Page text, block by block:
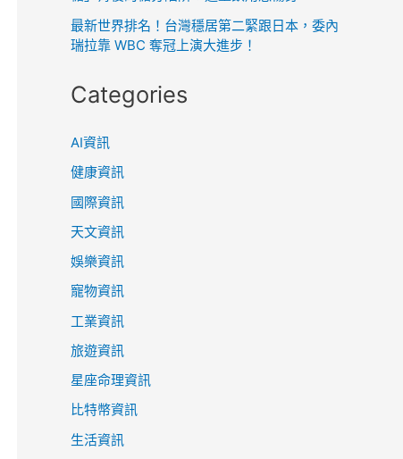
最新世界排名！台灣穩居第二緊跟日本，委內
瑞拉靠 WBC 奪冠上演大進步！
Categories
AI資訊
健康資訊
國際資訊
天文資訊
娛樂資訊
寵物資訊
工業資訊
旅遊資訊
星座命理資訊
比特幣資訊
生活資訊